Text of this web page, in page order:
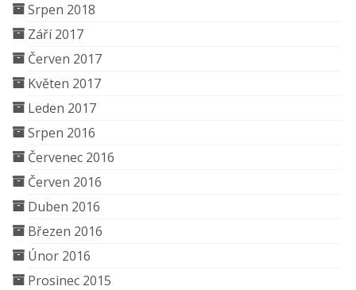
Srpen 2018
Září 2017
Červen 2017
Květen 2017
Leden 2017
Srpen 2016
Červenec 2016
Červen 2016
Duben 2016
Březen 2016
Únor 2016
Prosinec 2015